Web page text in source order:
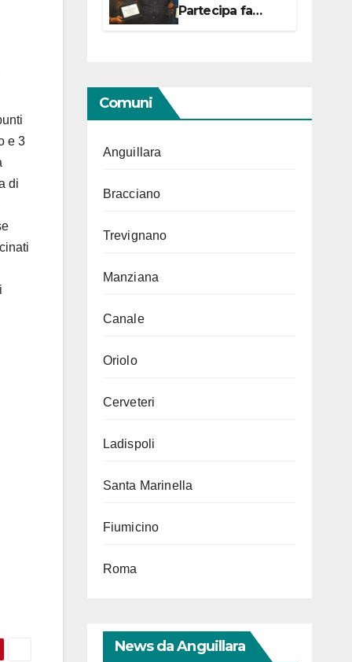
e 3
di
Partecipa fa
centro con due
Comuni
Anguillara
Bracciano
Trevignano
Manziana
Canale
Oriolo
Cerveteri
Ladispoli
Santa Marinella
Fiumicino
Roma
News da Anguillara